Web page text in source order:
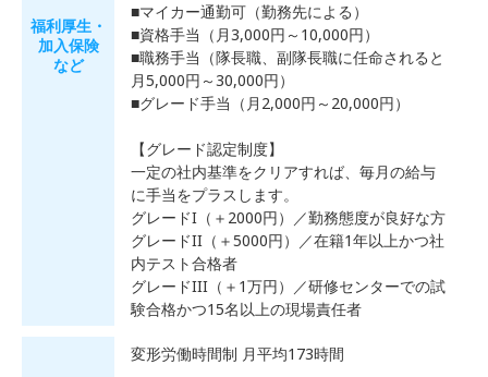
福利厚生・
加入保険
など
■マイカー通勤可（勤務先による）
■資格手当（月3,000円～10,000円）
■職務手当（隊長職、副隊長職に任命されると
月5,000円～30,000円）
■グレード手当（月2,000円～20,000円）
【グレード認定制度】
一定の社内基準をクリアすれば、毎月の給与
に手当をプラスします。
グレードI（＋2000円）／勤務態度が良好な方
グレードII（＋5000円）／在籍1年以上かつ社
内テスト合格者
グレードIII（＋1万円）／研修センターでの試
験合格かつ15名以上の現場責任者
変形労働時間制 月平均173時間